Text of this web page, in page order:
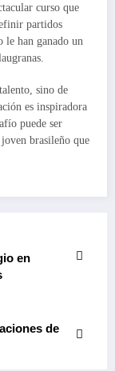
curso que
partidos
le han ganado un
sino de
es inspiradora
puede ser
brasileño que
en
de